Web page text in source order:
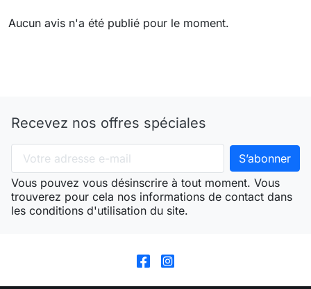
Aucun avis n'a été publié pour le moment.
Recevez nos offres spéciales
Vous pouvez vous désinscrire à tout moment. Vous
trouverez pour cela nos informations de contact dans
les conditions d'utilisation du site.